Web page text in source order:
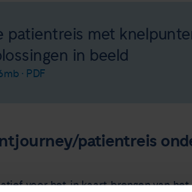
patientreis met
in beeld
• PDF
patientreis
voor het in kaart brengen van